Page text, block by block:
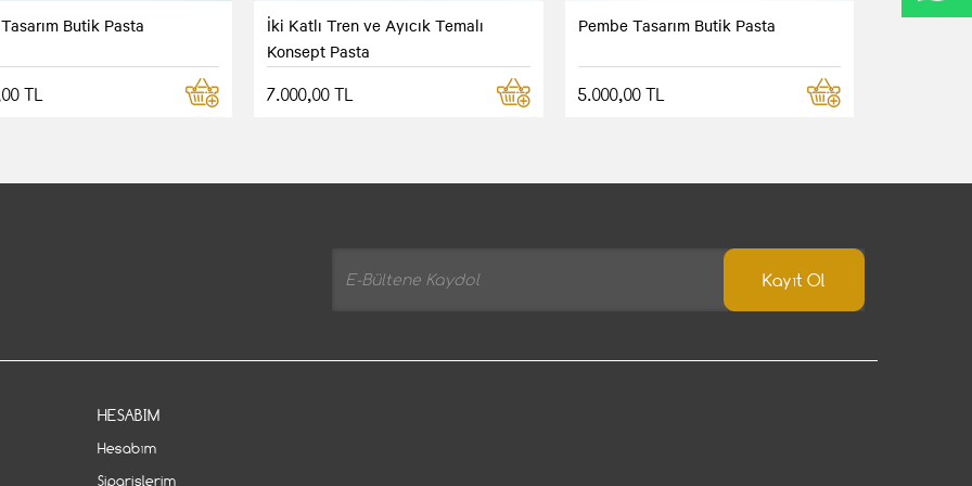
Butik Pasta
TL
İki Katlı Tren ve Ayıcık Temalı
Konsept Pasta
7.000,00 TL
Pembe Tasarım Butik Pasta
5.000,00 TL
Kayıt Ol
HESABIM
Hesabım
Siparişlerim